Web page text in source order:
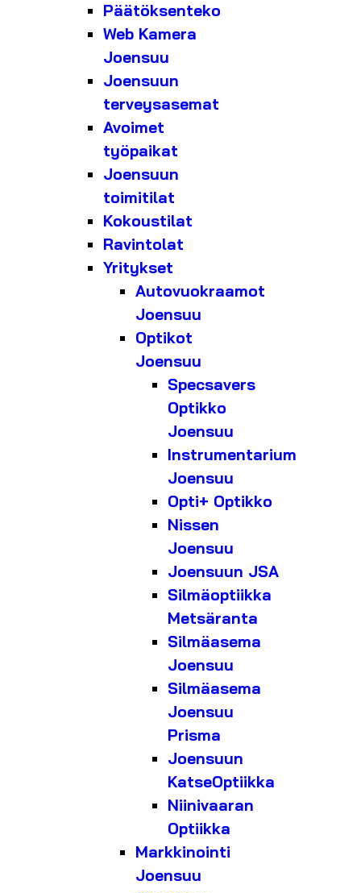
Päätöksenteko
Web Kamera
Joensuu
Joensuun
terveysasemat
Avoimet
työpaikat
Joensuun
toimitilat
Kokoustilat
Ravintolat
Yritykset
Autovuokraamot
Joensuu
Optikot
Joensuu
Specsavers
Optikko
Joensuu
Instrumentarium
Joensuu
Opti+ Optikko
Nissen
Joensuu
Joensuun JSA
Silmäoptiikka
Metsäranta
Silmäasema
Joensuu
Silmäasema
Joensuu
Prisma
Joensuun
KatseOptiikka
Niinivaaran
Optiikka
Markkinointi
Joensuu